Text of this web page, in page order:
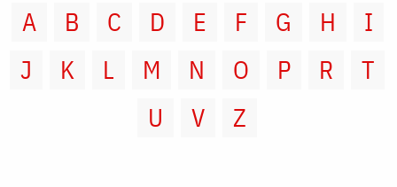
A B C D E F G H
I
J
K L M N O P R
T
U
V Z